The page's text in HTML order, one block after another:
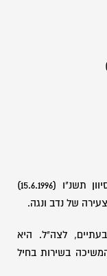
בת שלי ויעקב. יעל נולדה ביום כ"ח בסיוון תשנ"ו (15.6.1996)
של נדב ונגה.
גבעתיים, לצה"ל. היא
בשירות בחיל